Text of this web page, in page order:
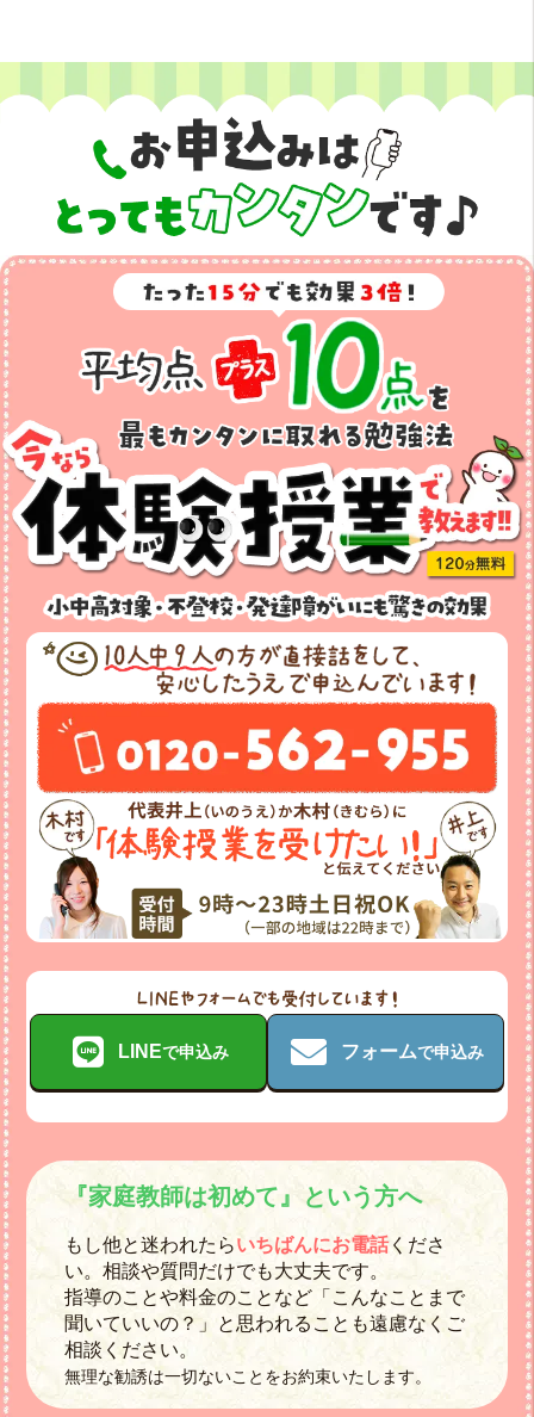
LINEで申込み フォームで申込み
『家庭教師は初めて』という方へ
もし他と迷われたらいちばんにお電話くださ
い。相談や質問だけでも大丈夫です。
指導のことや料金のことなど「こんなことまで
聞いていいの？」と思われることも遠慮なくご
相談ください。
無理な勧誘は一切ないことをお約束いたします。